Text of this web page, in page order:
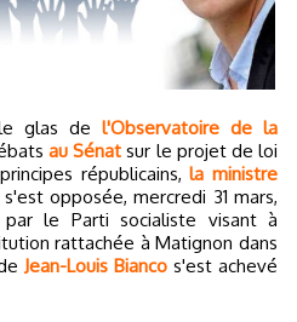
le glas de l'Observatoire de la
au Sénat sur le projet de loi
républicains,la ministre
s'est opposée, mercredi 31 mars,
le Parti socialiste visant à
rattachée à Matignon dans
Jean-Louis Bianco s'est achevé